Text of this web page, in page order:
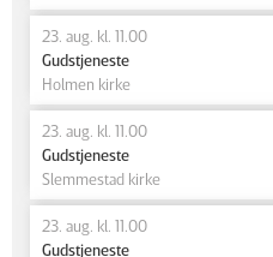
23. aug. kl. 11.00
Gudstjeneste
Holmen kirke
23. aug. kl. 11.00
Gudstjeneste
Slemmestad kirke
23. aug. kl. 11.00
Gudstjeneste